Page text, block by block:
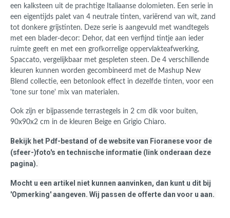
een kalksteen uit de prachtige Italiaanse dolomieten. Een serie in
een eigentijds palet van 4 neutrale tinten, variërend van wit, zand
tot donkere grijstinten. Deze serie is aangevuld met wandtegels
met een blader-decor: Dehor, dat een verfijnd tintje aan ieder
ruimte geeft en met een grofkorrelige oppervlakteafwerking,
Spaccato, vergelijkbaar met gespleten steen. De 4 verschillende
kleuren kunnen worden gecombineerd met de Mashup New
Blend collectie, een betonlook effect in dezelfde tinten, voor een
'tone sur tone' mix van materialen.
Ook zijn er bijpassende terrastegels in 2 cm dik voor buiten,
90x90x2 cm in de kleuren Beige en Grigio Chiaro.
Bekijk het Pdf-bestand of de website van Fioranese voor de
(sfeer-)foto's en technische informatie (link onderaan deze
pagina).
Mocht u een artikel niet kunnen aanvinken, dan kunt u dit bij
'Opmerking' aangeven. Wij passen de offerte dan voor u aan.